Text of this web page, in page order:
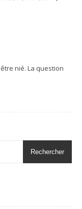
nié. La question
Rechercher